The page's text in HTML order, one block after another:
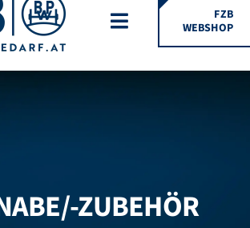
Toggle
Navigation
FZB
WEBSHOP
ZUBEHÖR